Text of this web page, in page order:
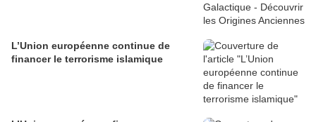
L’Union européenne continue de
financer le terrorisme islamique